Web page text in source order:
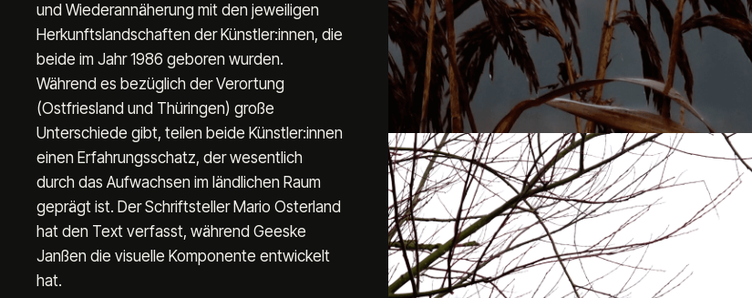
und Wiederannäherung mit den jeweiligen
Herkunftslandschaften der Künstler:innen, die
beide im Jahr 1986 geboren wurden.
Während es bezüglich der Verortung
(Ostfriesland und Thüringen) große
Unterschiede gibt, teilen beide Künstler:innen
einen Erfahrungsschatz, der wesentlich
durch das Aufwachsen im ländlichen Raum
geprägt ist. Der Schriftsteller Mario Osterland
hat den Text verfasst, während Geeske
Janßen die visuelle Komponente entwickelt
hat.